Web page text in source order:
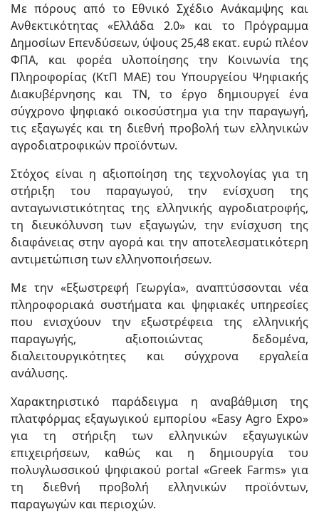
Με πόρους από το Εθνικό Σχέδιο Ανάκαμψης και
Ανθεκτικότητας «Ελλάδα 2.0» και το Πρόγραμμα
Δημοσίων Επενδύσεων, ύψους 25,48 εκατ. ευρώ πλέον
ΦΠΑ, και φορέα υλοποίησης την Κοινωνία της
Πληροφορίας (ΚτΠ ΜΑΕ) του Υπουργείου Ψηφιακής
Διακυβέρνησης και ΤΝ, το έργο δημιουργεί ένα
σύγχρονο ψηφιακό οικοσύστημα για την παραγωγή,
τις εξαγωγές και τη διεθνή προβολή των ελληνικών
αγροδιατροφικών προϊόντων.
Στόχος είναι η αξιοποίηση της τεχνολογίας για τη
στήριξη του παραγωγού, την ενίσχυση της
ανταγωνιστικότητας της ελληνικής αγροδιατροφής,
τη διευκόλυνση των εξαγωγών, την ενίσχυση της
διαφάνειας στην αγορά και την αποτελεσματικότερη
αντιμετώπιση των ελληνοποιήσεων.
Με την «Εξωστρεφή Γεωργία», αναπτύσσονται νέα
πληροφοριακά συστήματα και ψηφιακές υπηρεσίες
που ενισχύουν την εξωστρέφεια της ελληνικής
παραγωγής, αξιοποιώντας δεδομένα,
διαλειτουργικότητες και σύγχρονα εργαλεία
ανάλυσης.
Χαρακτηριστικό παράδειγμα η αναβάθμιση της
πλατφόρμας εξαγωγικού εμπορίου «Easy Agro Expo»
για τη στήριξη των ελληνικών εξαγωγικών
επιχειρήσεων, καθώς και η δημιουργία του
πολυγλωσσικού ψηφιακού portal «Greek Farms» για
τη διεθνή προβολή ελληνικών προϊόντων,
παραγωγών και περιοχών.